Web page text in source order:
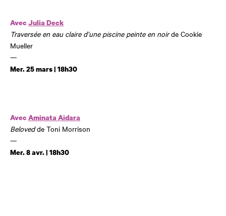
Avec Julia Deck
Traversée en eau claire d’une piscine peinte en noirde Cookie
Mueller
—
Mer. 25 mars | 18h30
Avec Aminata Aidara
Belovedde Toni Morrison
—
Mer. 8 avr. | 18h30